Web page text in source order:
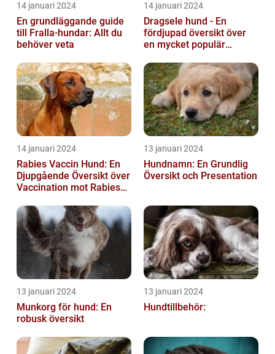
14 januari 2024
En grundläggande guide
till Fralla-hundar: Allt du
behöver veta
14 januari 2024
Dragsele hund - En
fördjupad översikt över
en mycket populär
14 januari 2024
Rabies Vaccin Hund: En
Djupgående Översikt över
Vaccination mot Rabies
13 januari 2024
Hundnamn: En Grundlig
Översikt och Presentation
13 januari 2024
Munkorg för hund: En
robusk översikt
13 januari 2024
Hundtillbehör: